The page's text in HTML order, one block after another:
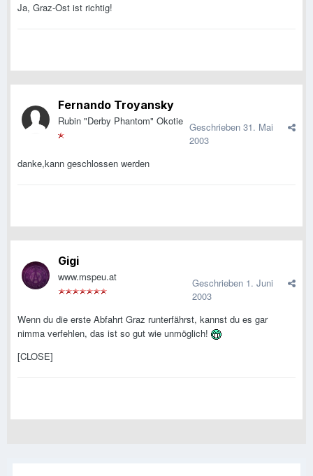
Ja, Graz-Ost ist richtig!
Fernando Troyansky
Rubin "Derby Phantom" Okotie Geschrieben 31. Mai
2003
danke,kann geschlossen werden
Gigi
www.mspeu.at Geschrieben 1. Juni
2003
Wenn du die erste Abfahrt Graz runterfährst, kannst du es gar
nimma verfehlen, das ist so gut wie unmöglich!
[CLOSE]